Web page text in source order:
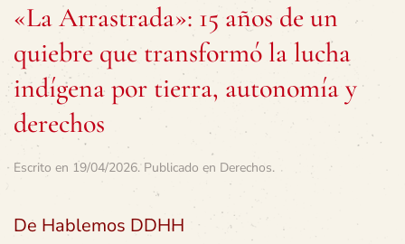
«La Arrastrada»: 15 años de un
quiebre que transformó la lucha
indígena por tierra, autonomía y
derechos
Escrito en 19/04/2026. Publicado en Derechos.
De Hablemos DDHH